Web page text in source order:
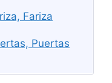
Fariza
Puertas